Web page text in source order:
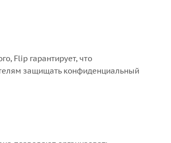
Flip гарантирует, что
защищать конфиденциальный